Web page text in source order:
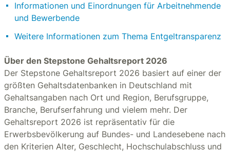
Informationen und Einordnungen für Arbeitnehmende
und Bewerbende
Weitere Informationen zum Thema Entgeltransparenz
Über den Stepstone Gehaltsreport 2026
Der Stepstone Gehaltsreport 2026 basiert auf einer der
größten Gehaltsdatenbanken in Deutschland mit
Gehaltsangaben nach Ort und Region, Berufsgruppe,
Branche, Berufserfahrung und vielem mehr. Der
Gehaltsreport 2026 ist repräsentativ für die
Erwerbsbevölkerung auf Bundes- und Landesebene nach
den Kriterien Alter, Geschlecht, Hochschulabschluss und